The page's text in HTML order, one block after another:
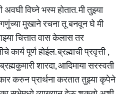
विघ्ने भस्म होतात. मी तुझ्या
मुखाने रचना तू बनवून घे मी
चित्तात वास केलास तर
कार्य पूर्ण होईल. ब्रह्माची प्रवृत्ती ,
शारदा, आदिमाया सरस्वती
करुन प्रार्थना करतात तुझ्या कृपेने